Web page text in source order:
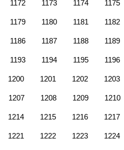
1172 1173 1174 1175
1179 1180 1181 1182
1186 1187 1188 1189
1193 1194 1195 1196
1200 1201 1202 1203
1207 1208 1209 1210
1214 1215 1216 1217
1221 1222 1223 1224